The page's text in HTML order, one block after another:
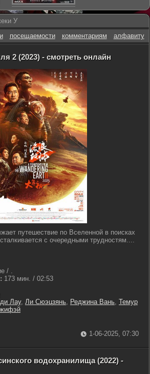
У
посещаемости комментариям алфавиту
2 (2023) - смотреть онлайн
путешествие по Вселенной в поисках
с очередными трудностям....
/ .
173 мин. / 02:53
Лау, Ли Сюэцзянь, Реджина Вань, Темур
1-06-2025, 07:30
водохранилища (2022) -